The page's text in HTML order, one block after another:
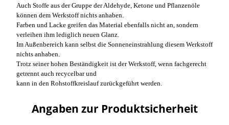
Auch Stoffe aus der Gruppe der Aldehyde, Ketone und Pflanzenöle
können dem Werkstoff nichts anhaben.
Farben und Lacke greifen das Material ebenfalls nicht an, sondern
verleihen ihm lediglich neuen Glanz.
Im Außenbereich kann selbst die Sonneneinstrahlung diesem Werkstoff
nichts anhaben.
Trotz seiner hohen Beständigkeit ist der Werkstoff, wenn fachgerecht
getrennt auch recycelbar und
kann in den Rohstoffkreislauf zurückgeführt werden.
Angaben zur Produktsicherheit